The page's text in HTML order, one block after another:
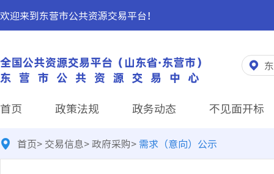
欢迎来到东营市公共资源交易平台！
首页 政策法规 政务动态 不见面开标
首页> 交易信息>政府采购> 需求（意向）公示